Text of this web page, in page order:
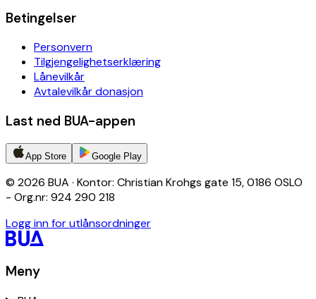
Betingelser
Personvern
Tilgjengelighetserklæring
Lånevilkår
Avtalevilkår donasjon
Last ned BUA-appen
App Store Google Play
© 2026 BUA · Kontor: Christian Krohgs gate 15, 0186 OSLO
- Org.nr: 924 290 218
Logg inn for utlånsordninger
Meny